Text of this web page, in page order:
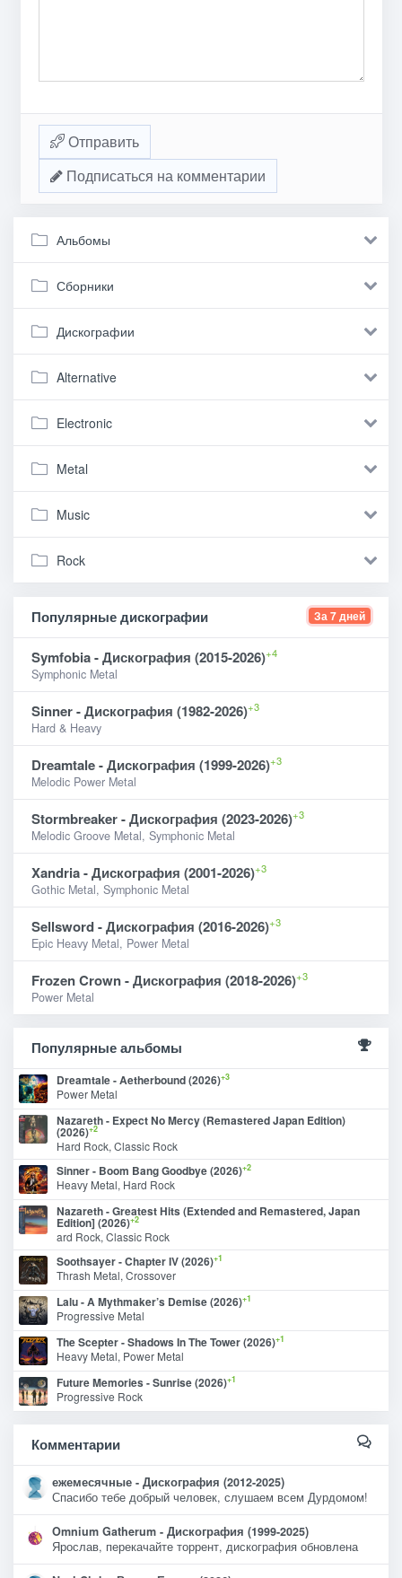
Отправить
Подписаться на комментарии
Альбомы
Сборники
Дискографии
Alternative
Electronic
Metal
Music
Rock
Популярные дискографии За 7 дней
Symfobia - Дискография (2015-2026)+4
Symphonic Metal
Sinner - Дискография (1982-2026)+3
Hard & Heavy
Dreamtale - Дискография (1999-2026)+3
Melodic Power Metal
Stormbreaker - Дискография (2023-2026)+3
Melodic Groove Metal, Symphonic Metal
Xandria - Дискография (2001-2026)+3
Gothic Metal, Symphonic Metal
Sellsword - Дискография (2016-2026)+3
Epic Heavy Metal, Power Metal
Frozen Crown - Дискография (2018-2026)+3
Power Metal
Популярные альбомы
Dreamtale - Aetherbound (2026)+3
Power Metal
Nazareth - Expect No Mercy (Remastered Japan Edition)
(2026)+2
Hard Rock, Classic Rock
Sinner - Boom Bang Goodbye (2026)+2
Heavy Metal, Hard Rock
Nazareth - Greatest Hits (Extended and Remastered, Japan
Edition] (2026)+2
ard Rock, Classic Rock
Soothsayer - Chapter IV (2026)+1
Thrash Metal, Crossover
Lalu - A Mythmaker’s Demise (2026)+1
Progressive Metal
The Scepter - Shadows In The Tower (2026)+1
Heavy Metal, Power Metal
Future Memories - Sunrise (2026)+1
Progressive Rock
Комментарии
ежемесячные - Дискография (2012-2025)
Спасибо тебе добрый человек, слушаем всем Дурдомом!
Omnium Gatherum - Дискография (1999-2025)
Ярослав, перекачайте торрент, дискография обновлена